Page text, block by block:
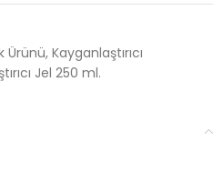
Ürünü, Kayganlaştırıcı
Jel 250 ml.